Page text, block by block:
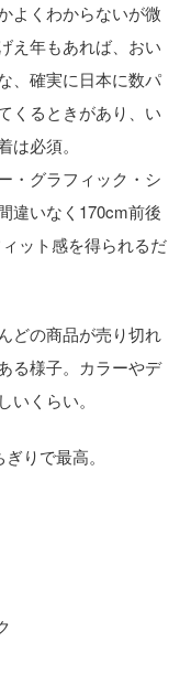
よくわからないが微
え年もあれば、おい
、確実に日本に数パ
くるときがあり、い
必須。
・グラフィック・シ
違いなく170cm前後
ット感を得られるだ
どの商品が売り切れ
る様子。カラーやデ
くらい。
りで最高。